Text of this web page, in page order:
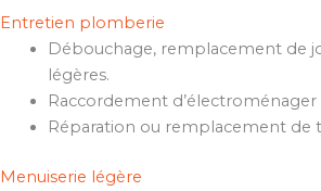
Entretien plomberie
Débouchage, remplacement de
légères.
Raccordement d’électroménager
Réparation ou remplacement de
Menuiserie légère